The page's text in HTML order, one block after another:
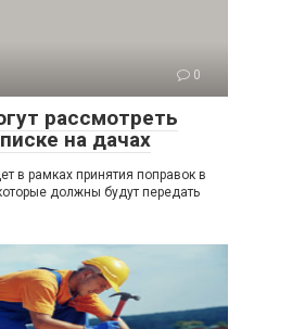
0
рассмотреть
на дачах
в рамках принятия поправок в
должны будут передать